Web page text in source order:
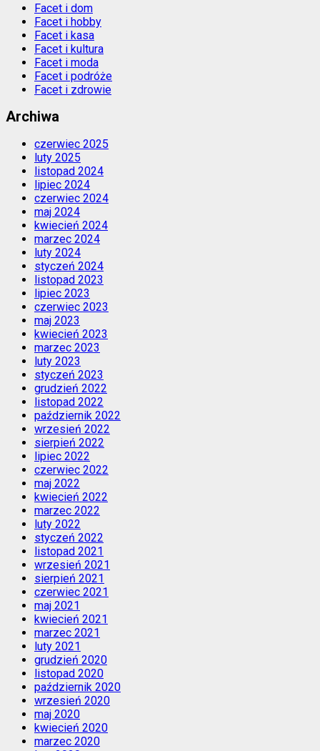
Facet i dom
Facet i hobby
Facet i kasa
Facet i kultura
Facet i moda
Facet i podróże
Facet i zdrowie
Archiwa
czerwiec 2025
luty 2025
listopad 2024
lipiec 2024
czerwiec 2024
maj 2024
kwiecień 2024
marzec 2024
luty 2024
styczeń 2024
listopad 2023
lipiec 2023
czerwiec 2023
maj 2023
kwiecień 2023
marzec 2023
luty 2023
styczeń 2023
grudzień 2022
listopad 2022
październik 2022
wrzesień 2022
sierpień 2022
lipiec 2022
czerwiec 2022
maj 2022
kwiecień 2022
marzec 2022
luty 2022
styczeń 2022
listopad 2021
wrzesień 2021
sierpień 2021
czerwiec 2021
maj 2021
kwiecień 2021
marzec 2021
luty 2021
grudzień 2020
listopad 2020
październik 2020
wrzesień 2020
maj 2020
kwiecień 2020
marzec 2020